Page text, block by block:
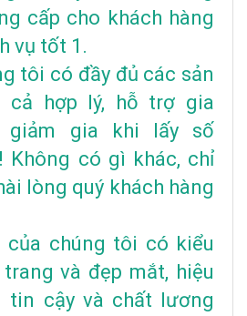
cấp cho khách hàng
vụ tốt 1.
tôi có đầy đủ các sản
cả hợp lý, hỗ trợ gia
giảm gia khi lấy số
Không có gì khác, chỉ
lòng quý khách hàng
của chúng tôi có kiểu
và đẹp mắt, hiệu
tin cậy và chất lương